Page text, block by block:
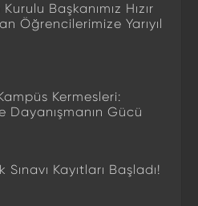
Başkanımız Hızır
Öğrencilerimize Yarıyıl
Kermesleri:
Dayanışmanın Gücü
Kayıtları Başladı!